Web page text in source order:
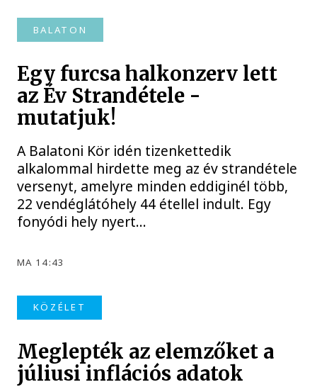
BALATON
Egy furcsa halkonzerv lett
az Év Strandétele -
mutatjuk!
A Balatoni Kör idén tizenkettedik
alkalommal hirdette meg az év strandétele
versenyt, amelyre minden eddiginél több,
22 vendéglátóhely 44 étellel indult. Egy
fonyódi hely nyert...
MA 14:43
KÖZÉLET
Meglepték az elemzőket a
júliusi inflációs adatok